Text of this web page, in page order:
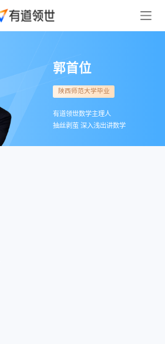
郭首位
陕西师范大学毕业
有道领世数学主理人
抽丝剥茧 深入浅出讲数学